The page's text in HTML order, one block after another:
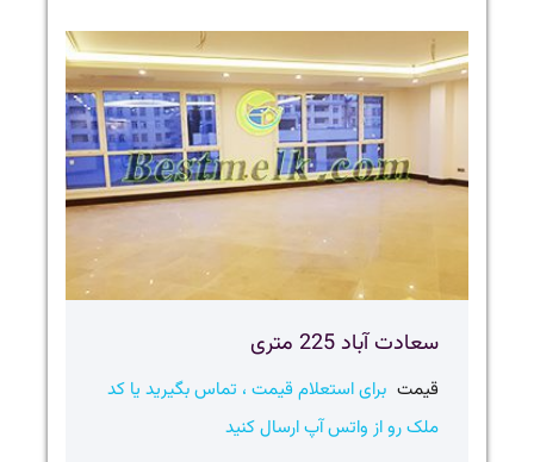
سعادت آباد 225 متری
قیمت برای استعلام قیمت ، تماس بگیرید یا کد
ملک رو از واتس آپ ارسال کنید